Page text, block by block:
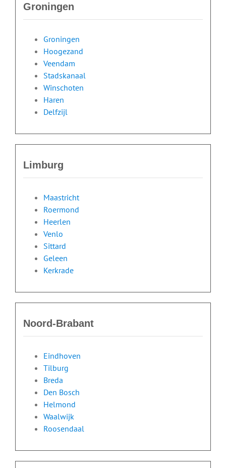
Groningen
Groningen
Hoogezand
Veendam
Stadskanaal
Winschoten
Haren
Delfzijl
Limburg
Maastricht
Roermond
Heerlen
Venlo
Sittard
Geleen
Kerkrade
Noord-Brabant
Eindhoven
Tilburg
Breda
Den Bosch
Helmond
Waalwijk
Roosendaal